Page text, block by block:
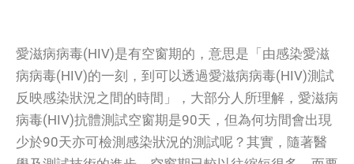
愛滋病病毒(HIV)是有空窗期的，意思是「由感染愛滋
病病毒(HIV)的一刻，到可以透過愛滋病病毒(HIV)測試
反映感染狀況之間的時間」，大部分人所理解，愛滋病
病毒(HIV)抗體測試空窗期是90天，但為何坊間會出現
少於90天亦可檢測感染狀況的測試呢？其實，隨著醫